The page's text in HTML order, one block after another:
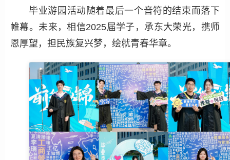
毕业游园活动随着最后一个音符的结束而落下
帷幕。未来，相信2025届学子，承东大荣光，携师
恩厚望，担民族复兴梦，绘就青春华章。